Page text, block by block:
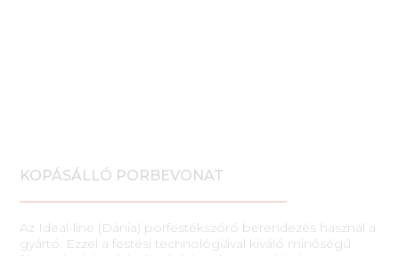
KOPÁSÁLLÓ PORBEVONAT
Az Ideal-line (Dánia) porfestékszóró berendezés használ a
gyártó. Ezzel a festési technológiával kiváló minőségű